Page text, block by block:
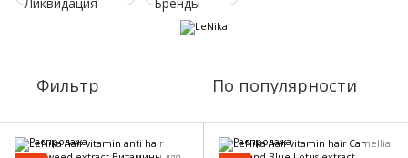
Фильтр По популярности